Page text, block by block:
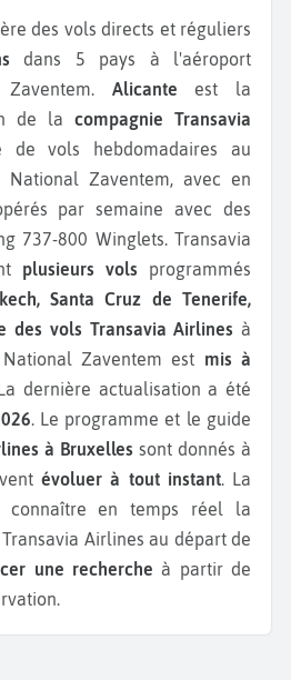
des vols directs et réguliers
dans 5 pays à l'aéroport
Alicante est la
de la compagnie Transavia
de vols hebdomadaires au
Zaventem, avec en
par semaine avec des
737-800 Winglets. Transavia
plusieurs vols programmés
Santa Cruz de Tenerife,
des vols Transavia Airlines à
Zaventem est mis à
dernière actualisation a été
. Le programme et le guide
à Bruxelles sont donnés à
évoluer à tout instant. La
connaître en temps réel la
Airlines au départ de
une recherche à partir de